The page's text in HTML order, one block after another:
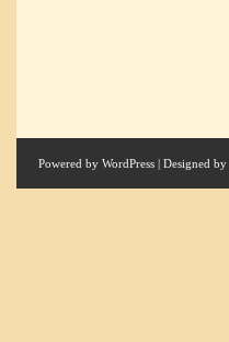
Powered by WordPress | Designed by